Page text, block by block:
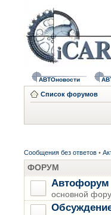
АВТОновости
Список форумов
Сообщения без ответов •
ФОРУМ
Автофорум
основной